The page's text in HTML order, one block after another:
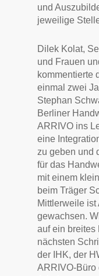
und
jeweilige
Dilek Kolat,
und Frauen
kommentierte
einmal zwei
Stephan
Berliner
ARRIVO ins
eine
zu geben und
für das
mit einem
beim Träger
Mittlerweile
gewachsen.
auf ein breites
nächsten
der IHK, der
ARRIVO-Büro